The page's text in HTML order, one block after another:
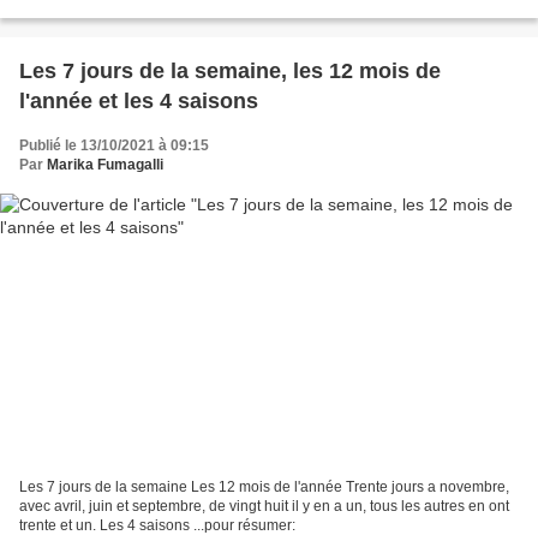
Les 7 jours de la semaine, les 12 mois de
l'année et les 4 saisons
Publié le 13/10/2021 à 09:15
Par Marika Fumagalli
Les 7 jours de la semaine Les 12 mois de l'année Trente jours a novembre,
avec avril, juin et septembre, de vingt huit il y en a un, tous les autres en ont
trente et un. Les 4 saisons ...pour résumer: